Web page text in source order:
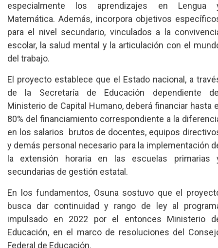
especialmente los aprendizajes en Lengua
Matemática. Además, incorpora objetivos
para el nivel secundario, vinculados a la
escolar, la salud mental y la articulación con el
del trabajo.
El proyecto establece que el Estado nacional, a
de la Secretaría de Educación dependiente
Ministerio de Capital Humano, deberá financiar hasta
80% del financiamiento correspondiente a la
en los salarios brutos de docentes, equipos
y demás personal necesario para la implementación
la extensión horaria en las escuelas primarias
secundarias de gestión estatal.
En los fundamentos, Osuna sostuvo que el
busca dar continuidad y rango de ley al
impulsado en 2022 por el entonces Ministerio
Educación, en el marco de resoluciones del
Federal de Educación.